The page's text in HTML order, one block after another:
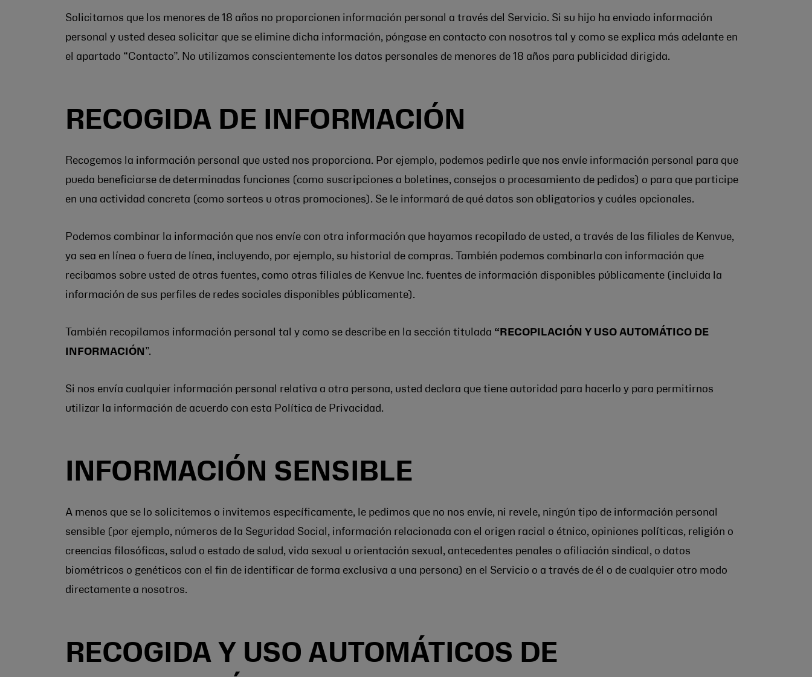
Solicitamos que los menores de 18 años no proporcionen información personal a través del Servicio. Si su hijo ha enviado información
personal y usted desea solicitar que se elimine dicha información, póngase en contacto con nosotros tal y como se explica más adelante en
el apartado “Contacto”. No utilizamos conscientemente los datos personales de menores de 18 años para publicidad dirigida.
RECOGIDA DE INFORMACIÓN
Recogemos la información personal que usted nos proporciona. Por ejemplo, podemos pedirle que nos envíe información personal para que
pueda beneficiarse de determinadas funciones (como suscripciones a boletines, consejos o procesamiento de pedidos) o para que participe
en una actividad concreta (como sorteos u otras promociones). Se le informará de qué datos son obligatorios y cuáles opcionales.
Podemos combinar la información que nos envíe con otra información que hayamos recopilado de usted, a través de las filiales de Kenvue,
ya sea en línea o fuera de línea, incluyendo, por ejemplo, su historial de compras. También podemos combinarla con información que
recibamos sobre usted de otras fuentes, como otras filiales de Kenvue Inc. fuentes de información disponibles públicamente (incluida la
información de sus perfiles de redes sociales disponibles públicamente).
También recopilamos información personal tal y como se describe en la sección titulada “RECOPILACIÓN Y USO AUTOMÁTICO DE
INFORMACIÓN ”.
Si nos envía cualquier información personal relativa a otra persona, usted declara que tiene autoridad para hacerlo y para permitirnos
utilizar la información de acuerdo con esta Política de Privacidad.
INFORMACIÓN SENSIBLE
A menos que se lo solicitemos o invitemos específicamente, le pedimos que no nos envíe, ni revele, ningún tipo de información personal
sensible (por ejemplo, números de la Seguridad Social, información relacionada con el origen racial o étnico, opiniones políticas, religión o
creencias filosóficas, salud o estado de salud, vida sexual u orientación sexual, antecedentes penales o afiliación sindical, o datos
biométricos o genéticos con el fin de identificar de forma exclusiva a una persona) en el Servicio o a través de él o de cualquier otro modo
directamente a nosotros.
RECOGIDA Y USO AUTOMÁTICOS DE